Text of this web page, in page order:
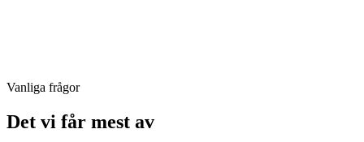
Vanliga frågor
Det vi får mest av